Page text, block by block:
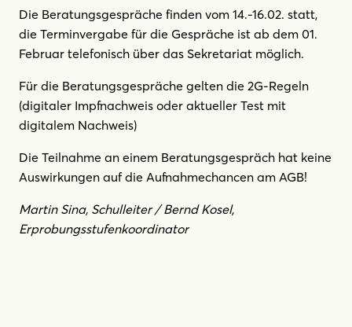
Die Beratungsgespräche finden vom 14.-16.02. statt,
die Terminvergabe für die Gespräche ist ab dem 01.
Februar telefonisch über das Sekretariat möglich.
Für die Beratungsgespräche gelten die 2G-Regeln
(digitaler Impfnachweis oder aktueller Test mit
digitalem Nachweis)
Die Teilnahme an einem Beratungsgespräch hat keine
Auswirkungen auf die Aufnahmechancen am AGB!
Martin Sina, Schulleiter / Bernd Kosel,
Erprobungsstufenkoordinator